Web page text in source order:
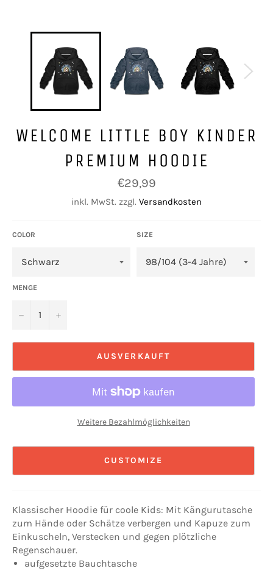
WELCOME LITTLE BOY KINDER
PREMIUM HOODIE
Normaler
Preis
€29,99
inkl. MwSt. zzgl. Versandkosten
COLOR SIZE
MENGE
− +
AUSVERKAUFT
Weitere Bezahlmöglichkeiten
CUSTOMIZE
Klassischer Hoodie für coole Kids: Mit Kängurutasche
zum Hände oder Schätze verbergen und Kapuze zum
Einkuscheln, Verstecken und gegen plötzliche
Regenschauer.
aufgesetzte Bauchtasche